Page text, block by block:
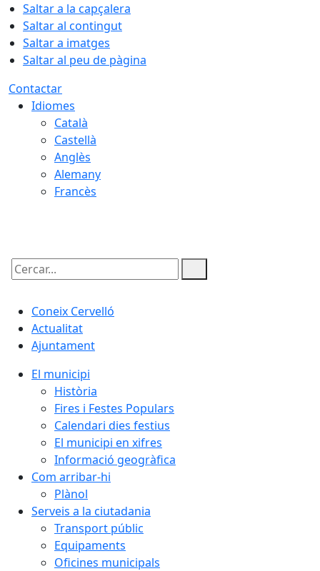
Saltar a la capçalera
Saltar al contingut
Saltar a imatges
Saltar al peu de pàgina
Contactar
Idiomes
Català
Castellà
Anglès
Alemany
Francès
Cercar:
Coneix Cervelló
Actualitat
Ajuntament
El municipi
Història
Fires i Festes Populars
Calendari dies festius
El municipi en xifres
Informació geogràfica
Com arribar-hi
Plànol
Serveis a la ciutadania
Transport públic
Equipaments
Oficines municipals